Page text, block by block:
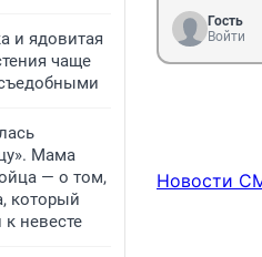
и ядовитая
чаще
Мама
— о том,
который
к невесте
Гость
Войти
Новости